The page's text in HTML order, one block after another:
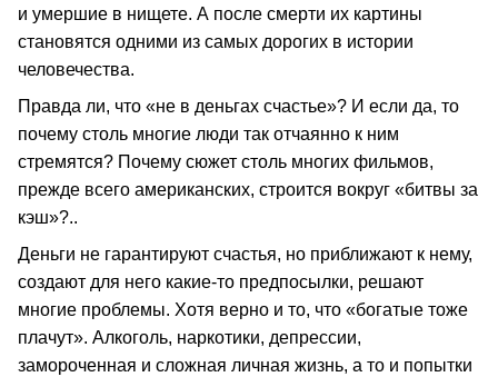
и умершие в нищете. А после смерти их картины
становятся одними из самых дорогих в истории
человечества.
Правда ли, что «не в деньгах счастье»? И если да, то
почему столь многие люди так отчаянно к ним
стремятся? Почему сюжет столь многих фильмов,
прежде всего американских, строится вокруг «битвы за
кэш»?..
Деньги не гарантируют счастья, но приближают к нему,
создают для него какие-то предпосылки, решают
многие проблемы. Хотя верно и то, что «богатые тоже
плачут». Алкоголь, наркотики, депрессии,
замороченная и сложная личная жизнь, а то и попытки